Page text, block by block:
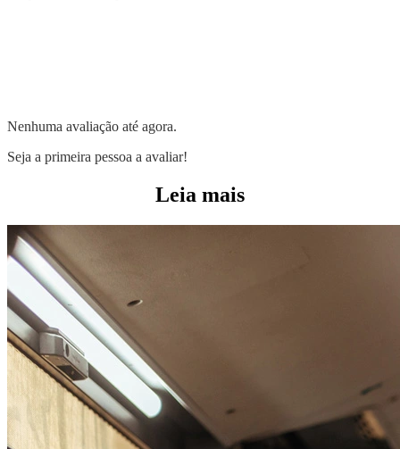
Nenhuma avaliação até agora.
Seja a primeira pessoa a avaliar!
Leia mais